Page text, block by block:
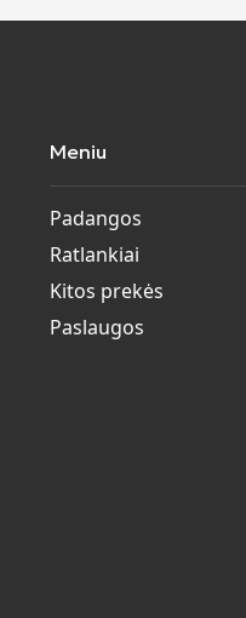
Meniu
Padangos
Ratlankiai
Kitos prekės
Paslaugos